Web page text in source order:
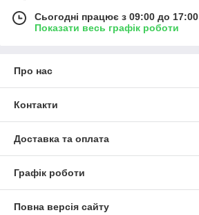
Сьогодні працює з 09:00 до 17:00
Показати весь графік роботи
Про нас
Контакти
Доставка та оплата
Графік роботи
Повна версія сайту